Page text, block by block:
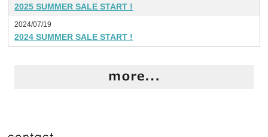
2025 SUMMER SALE START !
2024/07/19
2024 SUMMER SALE START !